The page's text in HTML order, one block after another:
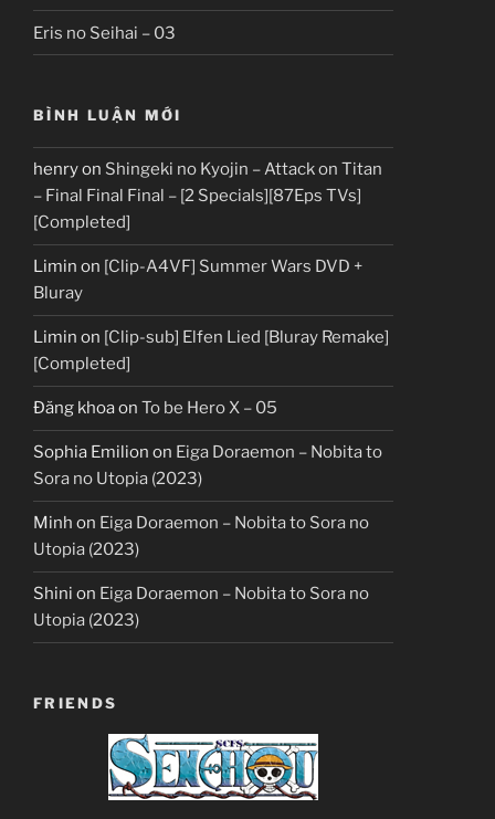
Eris no Seihai – 03
BÌNH LUẬN MỚI
henryon Shingeki no Kyojin – Attack on Titan
– Final Final Final – [2 Specials][87Eps TVs]
[Completed]
Limin on [Clip-A4VF] Summer Wars DVD +
Bluray
Limin on [Clip-sub] Elfen Lied [Bluray Remake]
[Completed]
Đăng khoaon To be Hero X – 05
Sophia Emilion on Eiga Doraemon – Nobita to
Sora no Utopia (2023)
Minh on Eiga Doraemon – Nobita to Sora no
Utopia (2023)
Shini on Eiga Doraemon – Nobita to Sora no
Utopia (2023)
FRIENDS